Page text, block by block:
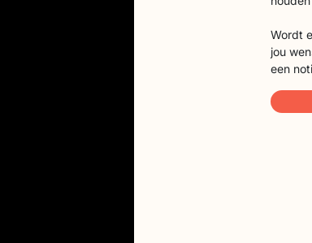
Wordt
jou
een